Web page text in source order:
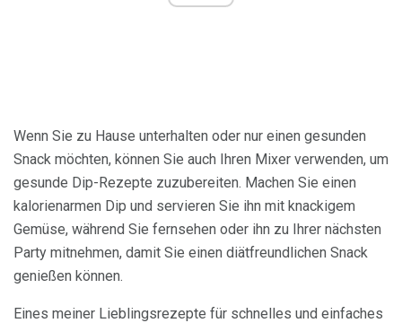
Wenn Sie zu Hause unterhalten oder nur einen gesunden
Snack möchten, können Sie auch Ihren Mixer verwenden, um
gesunde Dip-Rezepte zuzubereiten. Machen Sie einen
kalorienarmen Dip und servieren Sie ihn mit knackigem
Gemüse, während Sie fernsehen oder ihn zu Ihrer nächsten
Party mitnehmen, damit Sie einen diätfreundlichen Snack
genießen können.
Eines meiner Lieblingsrezepte für schnelles und einfaches